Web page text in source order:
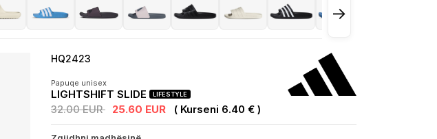
→
HQ2423
Papuqe unisex
LIGHTSHIFT SLIDE LIFESTYLE
32.00 EUR 25.60 EUR ( Kurseni 6.40 € )